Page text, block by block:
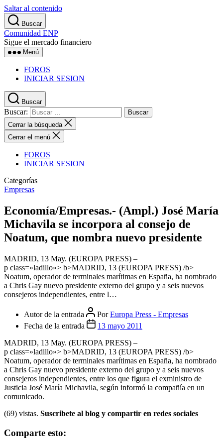
Saltar al contenido
Buscar
Comunidad ENP
Sigue el mercado financiero
Menú
FOROS
INICIAR SESION
Buscar
Buscar:
Cerrar la búsqueda
Cerrar el menú
FOROS
INICIAR SESION
Categorías
Empresas
Economía/Empresas.- (Ampl.) José María
Michavila se incorpora al consejo de
Noatum, que nombra nuevo presidente
MADRID, 13 May. (EUROPA PRESS) –
p class=»ladillo»> b>MADRID, 13 (EUROPA PRESS) /b>
Noatum, operador de terminales marítimas en España, ha nombrado
a Chris Gay nuevo presidente externo del grupo y a seis nuevos
consejeros independientes, entre l…
Autor de la entrada PorEuropa Press - Empresas
Fecha de la entrada
13 mayo 2011
MADRID, 13 May. (EUROPA PRESS) –
p class=»ladillo»> b>MADRID, 13 (EUROPA PRESS) /b>
Noatum, operador de terminales marítimas en España, ha nombrado
a Chris Gay nuevo presidente externo del grupo y a seis nuevos
consejeros independientes, entre los que figura el exministro de
Justicia José María Michavila, según informó la compañía en un
comunicado.
(69) vistas. Suscribete al blog y compartir en redes sociales
Comparte esto: